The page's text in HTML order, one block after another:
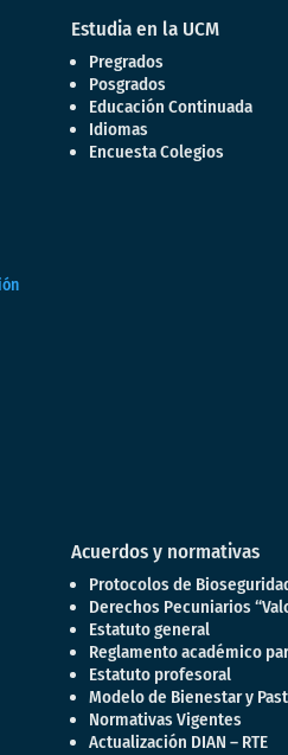
Estudia en la UCM
Pregrados
Posgrados
Educación Continuada
Idiomas
Encuesta Colegios
Acuerdos y normativas
Protocolos de
Derechos Pecuniarios
Estatuto general
Reglamento académico
Estatuto profesoral
Modelo de Bienestar y
Normativas Vigentes
Actualización DIAN – RTE